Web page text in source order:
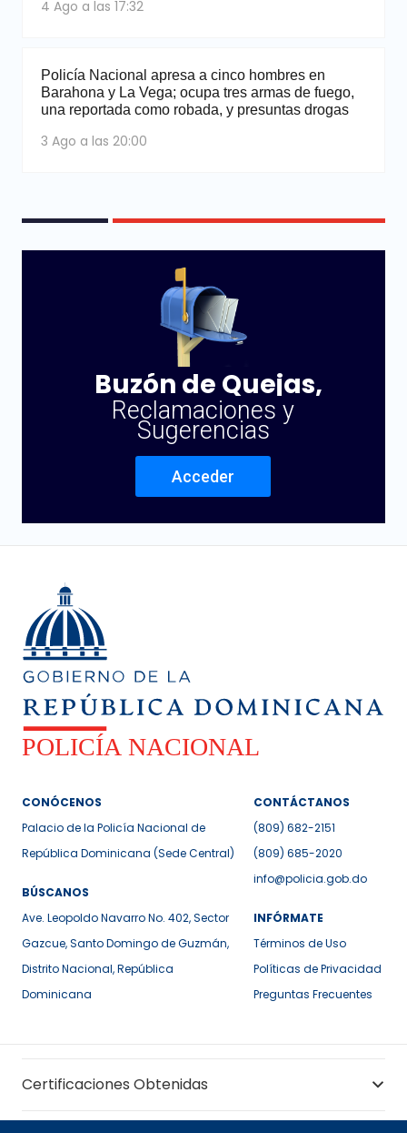
4 Ago a las 17:32
Policía Nacional apresa a cinco hombres en
Barahona y La Vega; ocupa tres armas de fuego,
una reportada como robada, y presuntas drogas
3 Ago a las 20:00
Buzón de Quejas,
Reclamaciones y
Sugerencias
Acceder
CONÓCENOS
Palacio de la Policía Nacional de
República Dominicana (Sede Central)
BÚSCANOS
Ave. Leopoldo Navarro No. 402, Sector
Gazcue, Santo Domingo de Guzmán,
Distrito Nacional, República
Dominicana
CONTÁCTANOS
(809) 682-2151
(809) 685-2020
info@policia.gob.do
INFÓRMATE
Términos de Uso
Políticas de Privacidad
Preguntas Frecuentes
Certificaciones Obtenidas